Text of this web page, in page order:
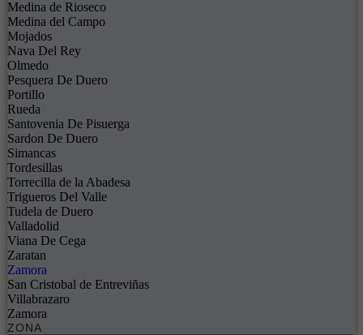
Medina de Rioseco
Medina del Campo
Mojados
Nava Del Rey
Olmedo
Pesquera De Duero
Portillo
Rueda
Santovenia De Pisuerga
Sardon De Duero
Simancas
Tordesillas
Torrecilla de la Abadesa
Trigueros Del Valle
Tudela de Duero
Valladolid
Viana De Cega
Zaratan
Zamora
San Cristobal de Entreviñas
Villabrazaro
Zamora
ZONA